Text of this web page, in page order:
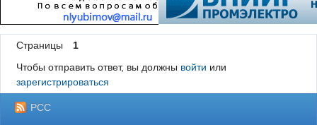
Страницы
1
Чтобы отправить ответ, вы должны войти или
зарегистрироваться
РСС